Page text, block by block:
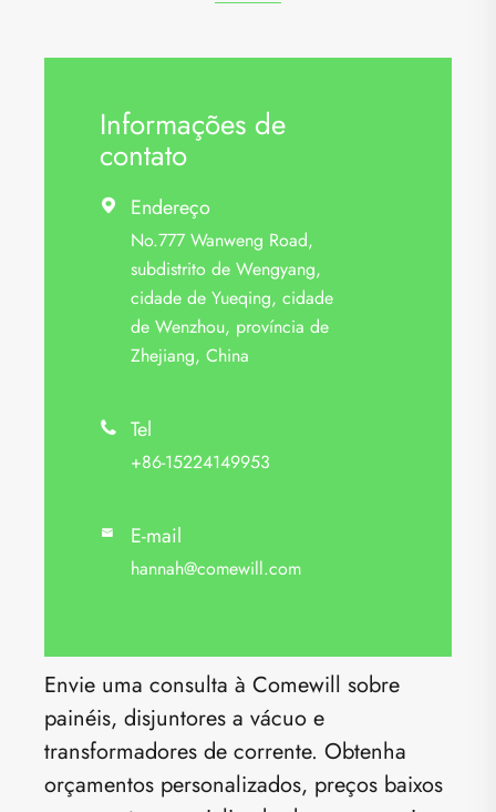
Informações de
contato
 Endereço
No.777 Wanweng Road,
subdistrito de Wengyang,
cidade de Yueqing, cidade
de Wenzhou, província de
Zhejiang, China
 Tel
+86-15224149953
 E-mail
hannah@comewill.com
Envie uma consulta à Comewill sobre
painéis, disjuntores a vácuo e
transformadores de corrente. Obtenha
orçamentos personalizados, preços baixos